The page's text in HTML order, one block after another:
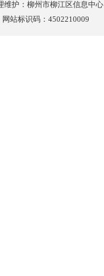
维护：柳州市柳江区信息中心
网站标识码：4502210009